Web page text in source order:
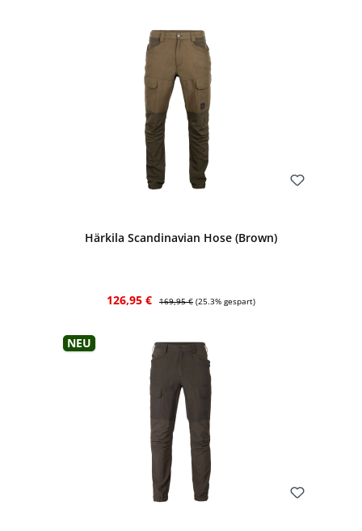
Härkila Scandinavian Hose (Brown)
Verkaufspreis:
126,95 € Regulärer Preis:
169,95 € (25.3% gespart)
Neu